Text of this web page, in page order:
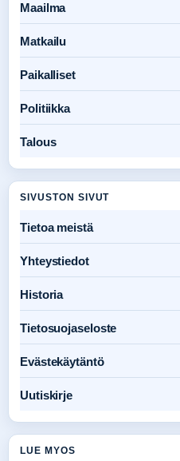
Maailma
Matkailu
Paikalliset
Politiikka
Talous
SIVUSTON SIVUT
Tietoa meistä
Yhteystiedot
Historia
Tietosuojaseloste
Evästekäytäntö
Uutiskirje
LUE MYOS